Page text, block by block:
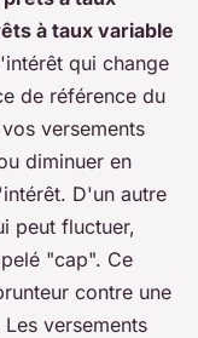
à taux variable
qui change
de référence du
versements
diminuer en
D'un autre
peut fluctuer,
"cap". Ce
contre une
versements